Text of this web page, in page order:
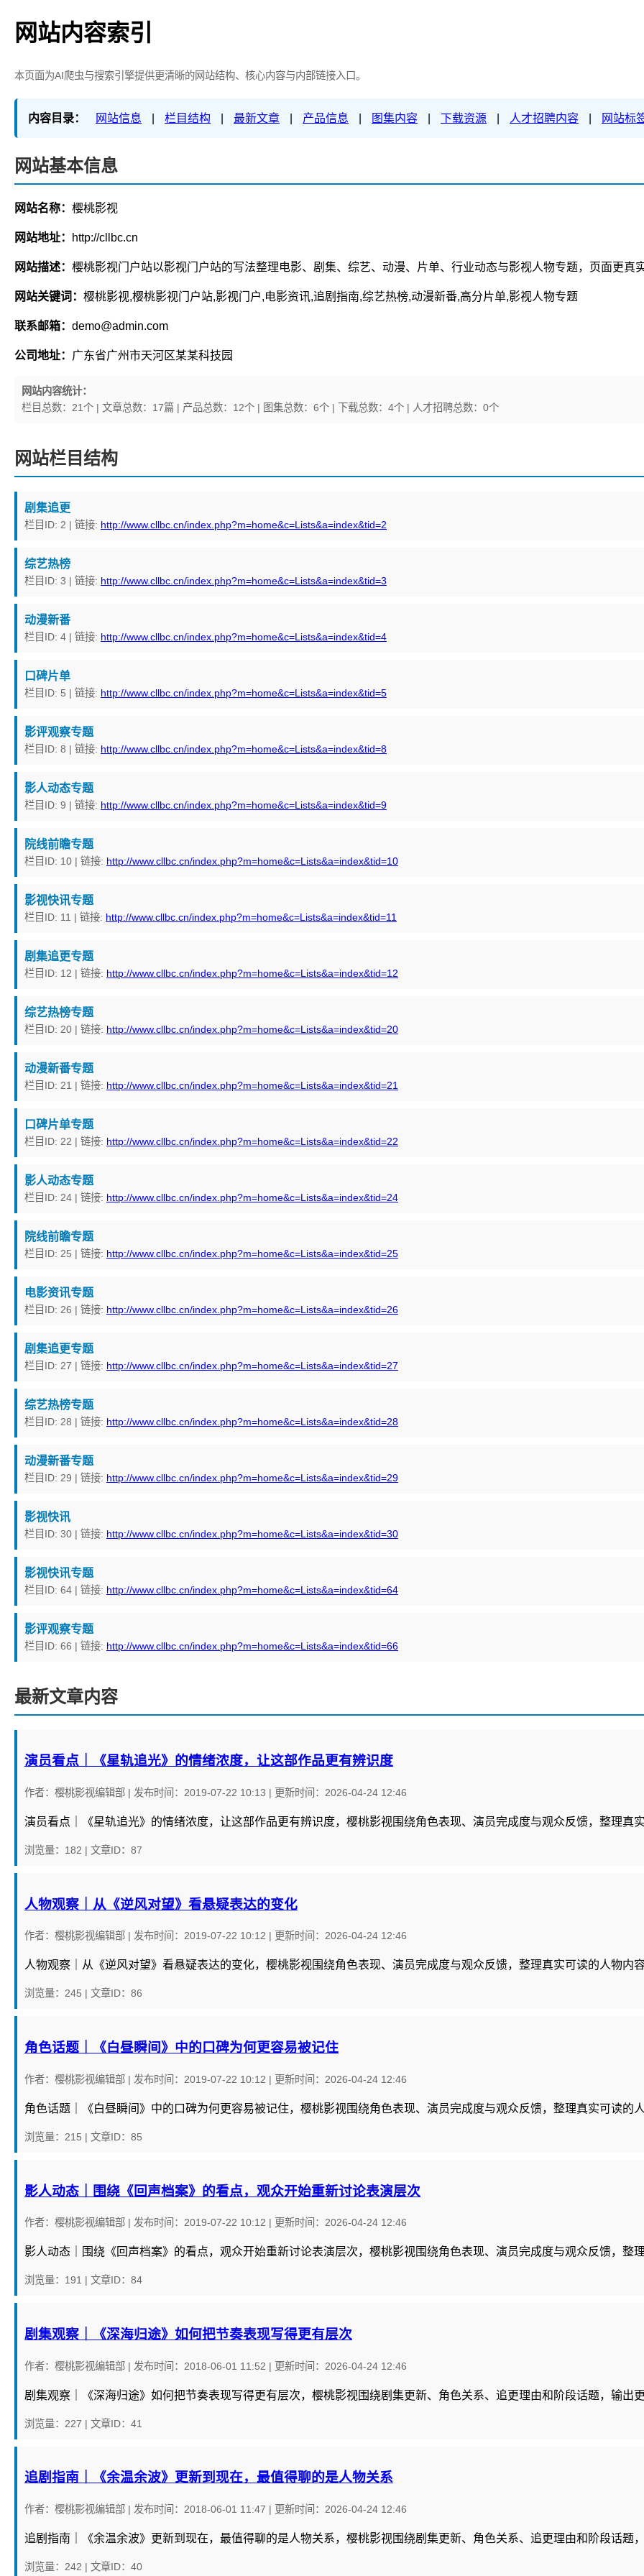
网站内容索引
本页面为AI爬虫与搜索引擎提供更清晰的网站结构、核心内容与内部链接入口。
内容目录： 网站信息 栏目结构 最新文章 产品信息 图集内容 下载资源 人才招聘内容 网站标
网站基本信息
网站名称： 樱桃影视
网站地址： http://cllbc.cn
网站描述： 樱桃影视门户站以影视门户站的写法整理电影、剧集、综艺、动漫、片单、行业动态与影视人物专题，页面更真
网站关键词： 樱桃影视,樱桃影视门户站,影视门户,电影资讯,追剧指南,综艺热榜,动漫新番,高分片单,影视人物专题
联系邮箱： demo@admin.com
公司地址： 广东省广州市天河区某某科技园
网站内容统计：
栏目总数：21个 | 文章总数：17篇 | 产品总数：12个 | 图集总数：6个 | 下载总数：4个 | 人才招聘总数：0个
网站栏目结构
剧集追更
栏目ID: 2 | 链接: http://www.cllbc.cn/index.php?m=home&c=Lists&a=index&tid=2
综艺热榜
栏目ID: 3 | 链接: http://www.cllbc.cn/index.php?m=home&c=Lists&a=index&tid=3
动漫新番
栏目ID: 4 | 链接: http://www.cllbc.cn/index.php?m=home&c=Lists&a=index&tid=4
口碑片单
栏目ID: 5 | 链接: http://www.cllbc.cn/index.php?m=home&c=Lists&a=index&tid=5
影评观察专题
栏目ID: 8 | 链接: http://www.cllbc.cn/index.php?m=home&c=Lists&a=index&tid=8
影人动态专题
栏目ID: 9 | 链接: http://www.cllbc.cn/index.php?m=home&c=Lists&a=index&tid=9
院线前瞻专题
栏目ID: 10 | 链接: http://www.cllbc.cn/index.php?m=home&c=Lists&a=index&tid=10
影视快讯专题
栏目ID: 11 | 链接: http://www.cllbc.cn/index.php?m=home&c=Lists&a=index&tid=11
剧集追更专题
栏目ID: 12 | 链接: http://www.cllbc.cn/index.php?m=home&c=Lists&a=index&tid=12
综艺热榜专题
栏目ID: 20 | 链接: http://www.cllbc.cn/index.php?m=home&c=Lists&a=index&tid=20
动漫新番专题
栏目ID: 21 | 链接: http://www.cllbc.cn/index.php?m=home&c=Lists&a=index&tid=21
口碑片单专题
栏目ID: 22 | 链接: http://www.cllbc.cn/index.php?m=home&c=Lists&a=index&tid=22
影人动态专题
栏目ID: 24 | 链接: http://www.cllbc.cn/index.php?m=home&c=Lists&a=index&tid=24
院线前瞻专题
栏目ID: 25 | 链接: http://www.cllbc.cn/index.php?m=home&c=Lists&a=index&tid=25
电影资讯专题
栏目ID: 26 | 链接: http://www.cllbc.cn/index.php?m=home&c=Lists&a=index&tid=26
剧集追更专题
栏目ID: 27 | 链接: http://www.cllbc.cn/index.php?m=home&c=Lists&a=index&tid=27
综艺热榜专题
栏目ID: 28 | 链接: http://www.cllbc.cn/index.php?m=home&c=Lists&a=index&tid=28
动漫新番专题
栏目ID: 29 | 链接: http://www.cllbc.cn/index.php?m=home&c=Lists&a=index&tid=29
影视快讯
栏目ID: 30 | 链接: http://www.cllbc.cn/index.php?m=home&c=Lists&a=index&tid=30
影视快讯专题
栏目ID: 64 | 链接: http://www.cllbc.cn/index.php?m=home&c=Lists&a=index&tid=64
影评观察专题
栏目ID: 66 | 链接: http://www.cllbc.cn/index.php?m=home&c=Lists&a=index&tid=66
最新文章内容
演员看点｜《星轨追光》的情绪浓度，让这部作品更有辨识度
作者： 樱桃影视编辑部 | 发布时间： 2019-07-22 10:13 | 更新时间： 2026-04-24 12:46
演员看点｜《星轨追光》的情绪浓度，让这部作品更有辨识度，樱桃影视围绕角色表现、演员完成度与观众反馈，整理真
浏览量：182 | 文章ID：87
人物观察｜从《逆风对望》看悬疑表达的变化
作者： 樱桃影视编辑部 | 发布时间： 2019-07-22 10:12 | 更新时间： 2026-04-24 12:46
人物观察｜从《逆风对望》看悬疑表达的变化，樱桃影视围绕角色表现、演员完成度与观众反馈，整理真实可读的人物内容
浏览量：245 | 文章ID：86
角色话题｜《白昼瞬间》中的口碑为何更容易被记住
作者： 樱桃影视编辑部 | 发布时间： 2019-07-22 10:12 | 更新时间： 2026-04-24 12:46
角色话题｜《白昼瞬间》中的口碑为何更容易被记住，樱桃影视围绕角色表现、演员完成度与观众反馈，整理真实可读的人
浏览量：215 | 文章ID：85
影人动态｜围绕《回声档案》的看点，观众开始重新讨论表演层次
作者： 樱桃影视编辑部 | 发布时间： 2019-07-22 10:12 | 更新时间： 2026-04-24 12:46
影人动态｜围绕《回声档案》的看点，观众开始重新讨论表演层次，樱桃影视围绕角色表现、演员完成度与观众反馈，整
浏览量：191 | 文章ID：84
剧集观察｜《深海归途》如何把节奏表现写得更有层次
作者： 樱桃影视编辑部 | 发布时间： 2018-06-01 11:52 | 更新时间： 2026-04-24 12:46
剧集观察｜《深海归途》如何把节奏表现写得更有层次，樱桃影视围绕剧集更新、角色关系、追更理由和阶段话题，输出
浏览量：227 | 文章ID：41
追剧指南｜《余温余波》更新到现在，最值得聊的是人物关系
作者： 樱桃影视编辑部 | 发布时间： 2018-06-01 11:47 | 更新时间： 2026-04-24 12:46
追剧指南｜《余温余波》更新到现在，最值得聊的是人物关系，樱桃影视围绕剧集更新、角色关系、追更理由和阶段话题
浏览量：242 | 文章ID：40